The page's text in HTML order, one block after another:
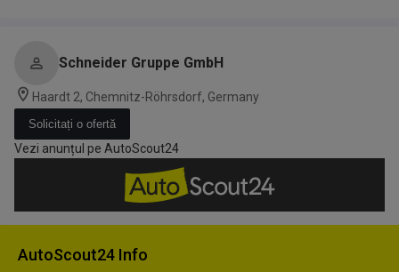
Schneider Gruppe GmbH
Haardt 2, Chemnitz-Röhrsdorf, Germany
Solicitați o ofertă
Vezi anunțul pe AutoScout24
AutoScout24 Info